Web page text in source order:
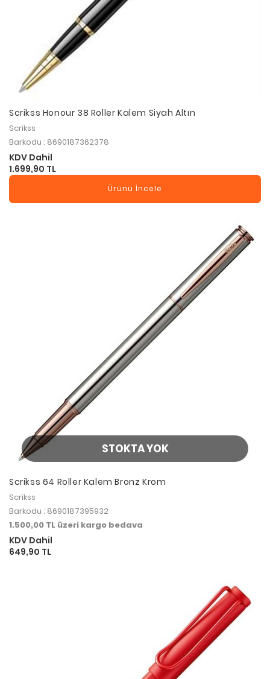
Scrikss Honour 38 Roller Kalem Siyah Altın
Scrikss
Barkodu : 8690187362378
KDV Dahil
1.699,90 TL
Ürünü İncele
STOKTA YOK
Scrikss 64 Roller Kalem Bronz Krom
Scrikss
Barkodu : 8690187395932
1.500,00 TL üzeri kargo bedava
KDV Dahil
649,90 TL